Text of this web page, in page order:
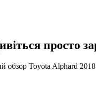
просто
обзор Toyota Alphard